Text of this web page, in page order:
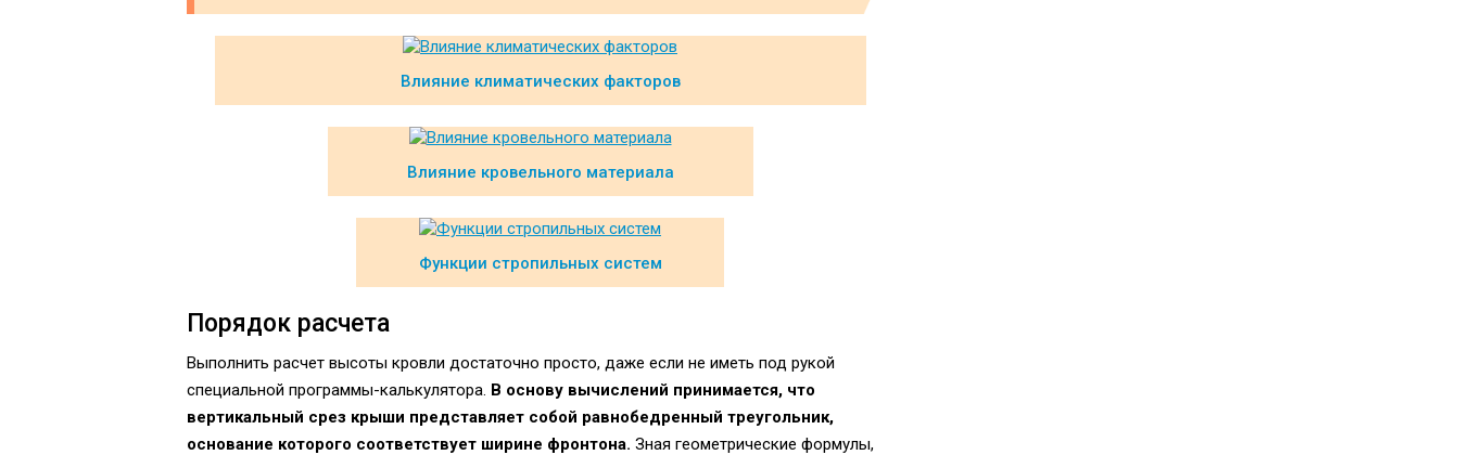
Влияние климатических факторов
Влияние кровельного материала
Функции стропильных систем
Порядок расчета
Выполнить расчет высоты кровли достаточно просто, даже если не иметь под рукой
специальной программы-калькулятора. В основу вычислений принимается, что
вертикальный срез крыши представляет собой равнобедренный треугольник,
основание которого соответствует ширине фронтона. Зная геометрические формулы,